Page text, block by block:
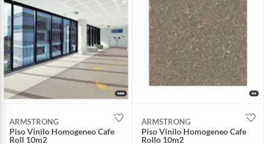
ARMSTRONG
Piso Vinilo Homogeneo Cafe
Roll 10m2
ARMSTRONG
Piso Vinilo Homogeneo Cafe
Rollo 10m2